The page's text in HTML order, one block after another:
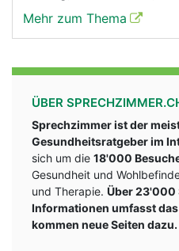
Mehr zum Thema
ÜBER
Sprechzimmer ist der
Gesundheitsratgeber im
sich um die 18'000
Gesundheit und
und Therapie. Über 23'000
Informationen umfasst
kommen neue Seiten dazu.